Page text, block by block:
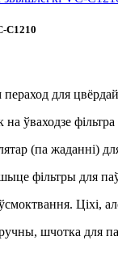
C1210
для
ўваходзе фільтра
(па жаданні)
фільтры для
Ціхі,
шчотка для